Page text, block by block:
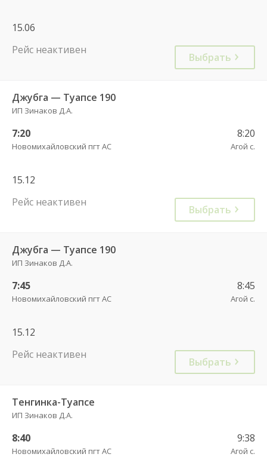
15.06
Рейс неактивен
Выбрать
Джубга — Туапсе 190
ИП Зинаков Д.А.
7:20
Новомихайловский пгт АС
8:20
Агой с.
15.12
Рейс неактивен
Выбрать
Джубга — Туапсе 190
ИП Зинаков Д.А.
7:45
Новомихайловский пгт АС
8:45
Агой с.
15.12
Рейс неактивен
Выбрать
Тенгинка-Туапсе
ИП Зинаков Д.А.
8:40
Новомихайловский пгт АС
9:38
Агой с.